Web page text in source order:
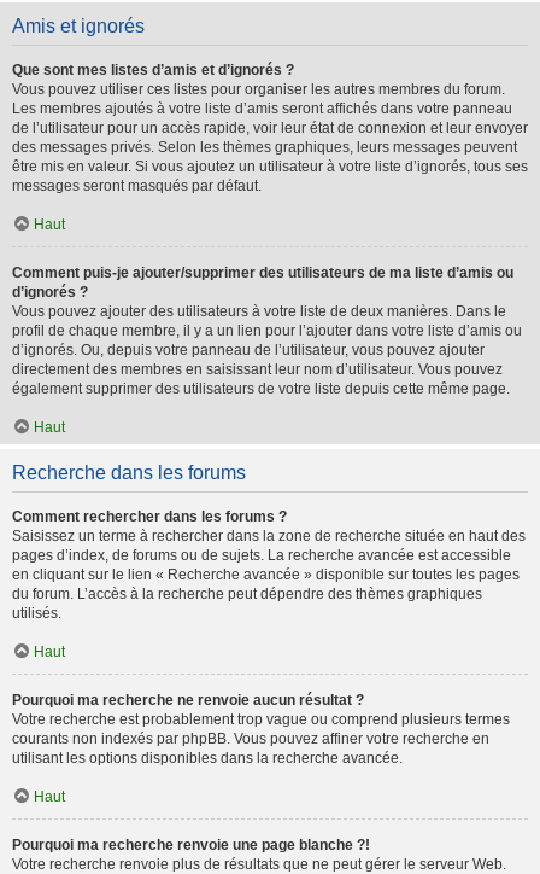
Amis et ignorés
Que sont mes listes d’amis et d’ignorés ?
Vous pouvez utiliser ces listes pour organiser les autres membres du forum.
Les membres ajoutés à votre liste d’amis seront affichés dans votre panneau
de l’utilisateur pour un accès rapide, voir leur état de connexion et leur envoyer
des messages privés. Selon les thèmes graphiques, leurs messages peuvent
être mis en valeur. Si vous ajoutez un utilisateur à votre liste d’ignorés, tous ses
messages seront masqués par défaut.
Haut
Comment puis-je ajouter/supprimer des utilisateurs de ma liste d’amis ou
d’ignorés ?
Vous pouvez ajouter des utilisateurs à votre liste de deux manières. Dans le
profil de chaque membre, il y a un lien pour l’ajouter dans votre liste d’amis ou
d’ignorés. Ou, depuis votre panneau de l’utilisateur, vous pouvez ajouter
directement des membres en saisissant leur nom d’utilisateur. Vous pouvez
également supprimer des utilisateurs de votre liste depuis cette même page.
Haut
Recherche dans les forums
Comment rechercher dans les forums ?
Saisissez un terme à rechercher dans la zone de recherche située en haut des
pages d’index, de forums ou de sujets. La recherche avancée est accessible
en cliquant sur le lien « Recherche avancée » disponible sur toutes les pages
du forum. L’accès à la recherche peut dépendre des thèmes graphiques
utilisés.
Haut
Pourquoi ma recherche ne renvoie aucun résultat ?
Votre recherche est probablement trop vague ou comprend plusieurs termes
courants non indexés par phpBB. Vous pouvez affiner votre recherche en
utilisant les options disponibles dans la recherche avancée.
Haut
Pourquoi ma recherche renvoie une page blanche ?!
Votre recherche renvoie plus de résultats que ne peut gérer le serveur Web.